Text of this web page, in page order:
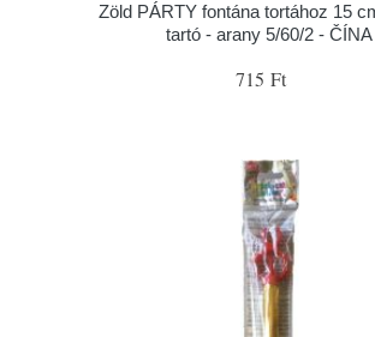
Zöld PÁRTY fontána tortához 15
tartó - arany 5/60/2 - ČÍNA
715 Ft